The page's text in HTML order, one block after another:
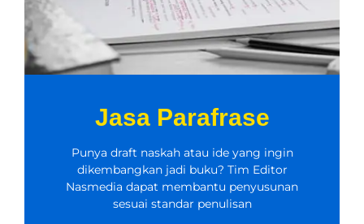
Jasa Parafrase
Punya draft naskah atau ide yang ingin
dikembangkan jadi buku? Tim Editor
Nasmedia dapat membantu penyusunan
sesuai standar penulisan